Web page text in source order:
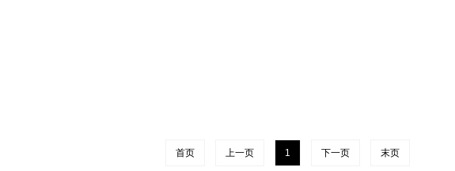
首页 上一页 1 下一页 末页